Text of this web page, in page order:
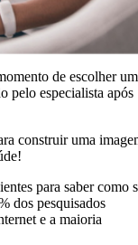
de escolher um
pelo especialista após
construir uma
para saber como
dos pesquisados
e a maioria